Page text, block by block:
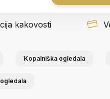
kakovosti
Kopalniška ogledala